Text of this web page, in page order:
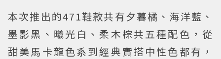
本次推出的471鞋款共有夕暮橘、海洋藍、
墨影黑、曦光白、柔木棕共五種配色，從
甜美馬卡龍色系到經典實搭中性色都有，